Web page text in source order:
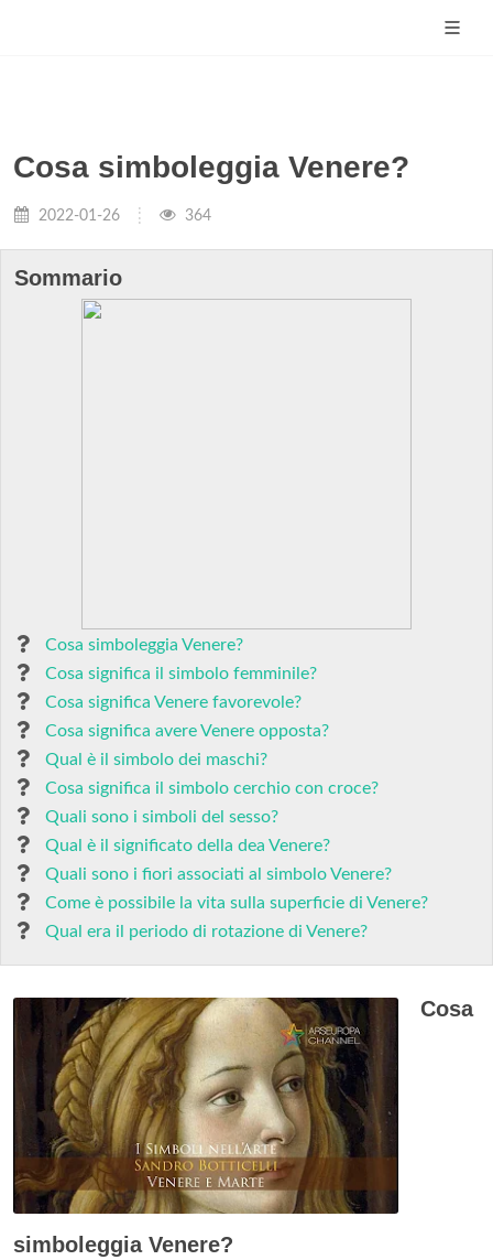
Cosa simboleggia Venere?
2022-01-26 364
Sommario
Cosa simboleggia Venere?
Cosa significa il simbolo femminile?
Cosa significa Venere favorevole?
Cosa significa avere Venere opposta?
Qual è il simbolo dei maschi?
Cosa significa il simbolo cerchio con croce?
Quali sono i simboli del sesso?
Qual è il significato della dea Venere?
Quali sono i fiori associati al simbolo Venere?
Come è possibile la vita sulla superficie di Venere?
Qual era il periodo di rotazione di Venere?
Cosa
simboleggia Venere?